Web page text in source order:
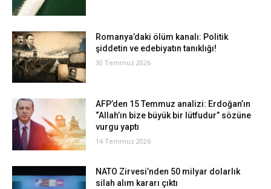
Romanya’daki ölüm kanalı: Politik
şiddetin ve edebiyatın tanıklığı!
30 Temmuz 2026
AFP’den 15 Temmuz analizi: Erdoğan’ın
“Allah’ın bize büyük bir lütfudur” sözüne
vurgu yaptı
14 Temmuz 2026
NATO Zirvesi’nden 50 milyar dolarlık
silah alım kararı çıktı